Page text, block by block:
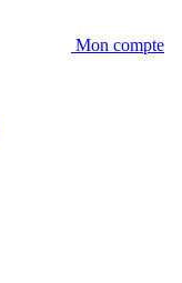
Mon compte